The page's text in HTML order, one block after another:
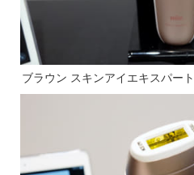
ブラウン スキンアイエキスパート